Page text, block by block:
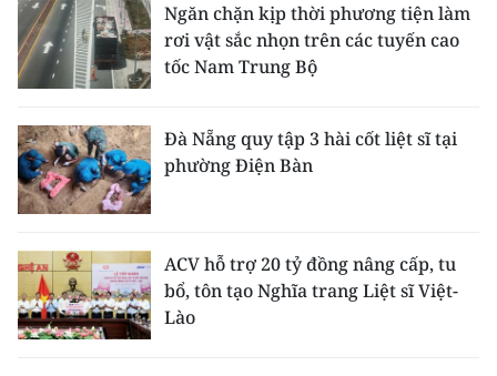
Ngăn chặn kịp thời phương tiện làm
rơi vật sắc nhọn trên các tuyến cao
tốc Nam Trung Bộ
Đà Nẵng quy tập 3 hài cốt liệt sĩ tại
phường Điện Bàn
ACV hỗ trợ 20 tỷ đồng nâng cấp, tu
bổ, tôn tạo Nghĩa trang Liệt sĩ Việt-
Lào